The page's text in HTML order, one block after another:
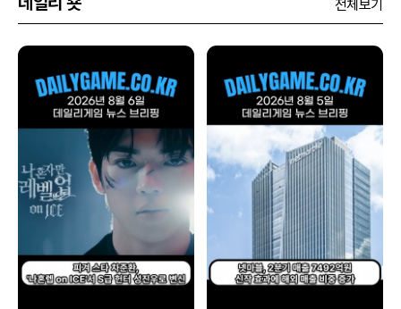
전체보기